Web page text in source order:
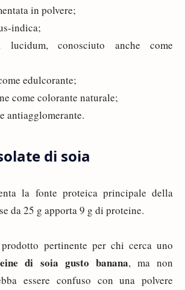
in polvere;
indica;
lucidum, conosciuto anche come
edulcorante;
come colorante naturale;
antiagglomerante.
di soia
la fonte proteica principale della
da 25 g apporta 9 g di proteine.
pertinente per chi cerca uno
di soia gusto banana, ma non
essere confuso con una polvere